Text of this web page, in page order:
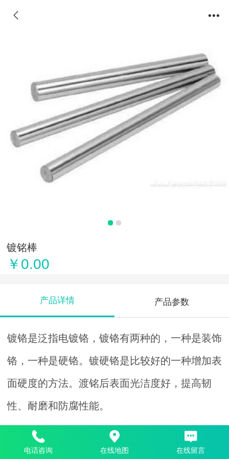
镀铭棒
￥0.00
产品详情 产品参数
镀铬是泛指电镀铬，镀铬有两种的，一种是装饰
铬，一种是硬铬。镀硬铬是比较好的一种增加表
面硬度的方法。渡铭后表面光洁度好，提高韧
性、耐磨和防腐性能。
推荐产品
电话咨询 在线地图 在线留言